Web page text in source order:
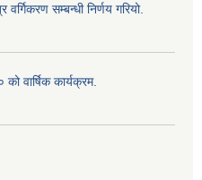
सम्बन्धी निर्णय गरियो.
वार्षिक कार्यक्रम.